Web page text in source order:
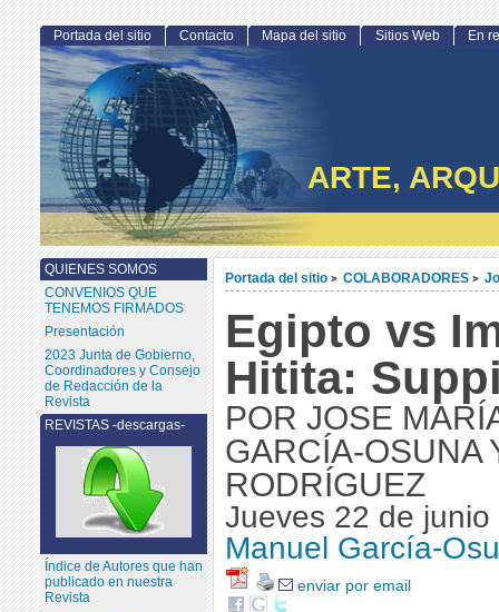
ARTE,
Portada del sitio > COLABORADORES >
Egipto vs
Hitita:
POR JOSE
GARCÍA-OSUNA
RODRÍGUEZ
Jueves 22 de
Manuel García-
enviar por email
Portada del sitio Contacto Mapa del sitio Sitios Web En
QUIENES SOMOS
CONVENIOS QUE
TENEMOS FIRMADOS
Presentación
2023 Junta de Gobierno,
Coordinadores y Consejo
de Redacción de la
Revista
REVISTAS -descargas-
Índice de Autores que han
publicado en nuestra
Revista